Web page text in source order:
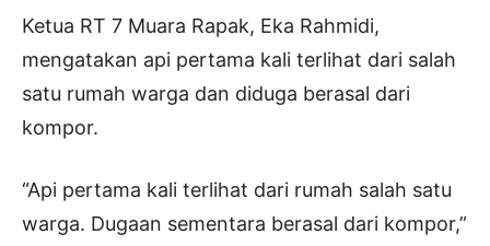
Ketua RT 7 Muara Rapak, Eka Rahmidi,
mengatakan api pertama kali terlihat dari salah
satu rumah warga dan diduga berasal dari
kompor.
“Api pertama kali terlihat dari rumah salah satu
warga. Dugaan sementara berasal dari kompor,”